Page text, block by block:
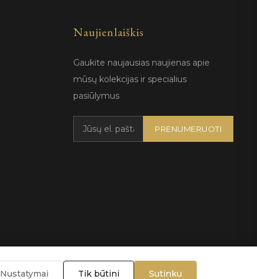
Naujienlaiškis
Gaukite naujausias naujienas apie
mūsų kolekcijas ir specialius
pasiūlymus
PRENUMERUOTI
Nustatymai Tik būtini Sutinku